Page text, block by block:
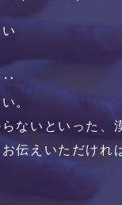
‥
。
ないといった、
伝えいただけれ